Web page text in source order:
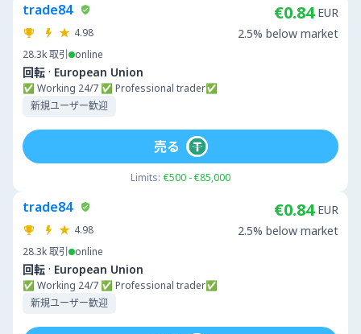
trade84
4.98
28.3k取引 online
回転 · European Union
✅ Working 24/7 ✅ Professional trader✅
新規ユーザー歓迎
€0.84 EUR
2.5% below market
Limits: €500 - €85,000
売る
trade84
4.98
28.3k取引 online
回転 · European Union
✅ Working 24/7 ✅ Professional trader✅
新規ユーザー歓迎
€0.84 EUR
2.5% below market